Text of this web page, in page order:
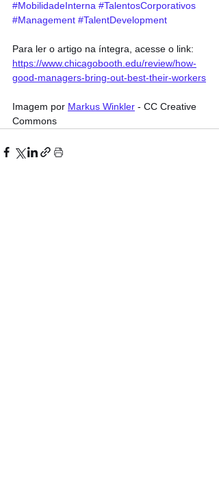
#MobilidadeInterna #TalentosCorporativos
#Management #TalentDevelopment
Para ler o artigo na íntegra, acesse o link:
https://www.chicagobooth.edu/review/how-
good-managers-bring-out-best-their-workers
Imagem por Markus Winkler - CC Creative
Commons